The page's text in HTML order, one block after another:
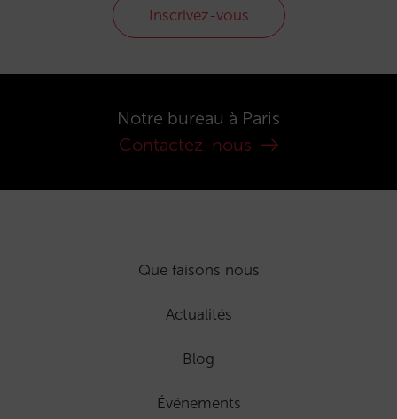
Inscrivez-vous
Notre bureau à Paris
Contactez-nous
Que faisons nous
Actualités
Blog
Événements